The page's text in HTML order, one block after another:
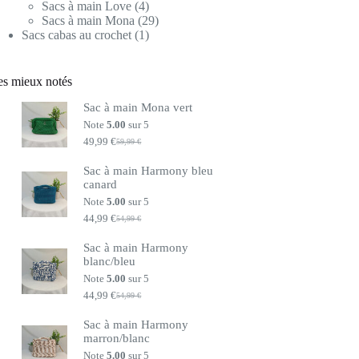
produits
Sacs à main Love 44
produits
Sacs à main Mona 2929
Sacs cabas au crochet 11
mieux notés
Sac à main Mona vert
Note5.00 sur 5
59,99€
Le
initial
était :
59,99 €.
49,99€
Le
actuel
est :
49,99 €.
Sac à main Harmony bleu
canard
Note5.00 sur 5
54,99€
Le
initial
était :
54,99 €.
44,99€
Le
actuel
est :
44,99 €.
Sac à main Harmony
blanc/bleu
Note5.00 sur 5
54,99€
Le
initial
était :
54,99 €.
44,99€
Le
actuel
est :
44,99 €.
Sac à main Harmony
marron/blanc
Note5.00 sur 5